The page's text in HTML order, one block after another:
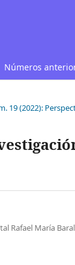
Números
19 (2022):
Rafael María